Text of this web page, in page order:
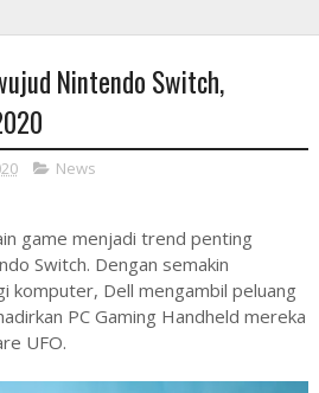
Nintendo Switch,
News
game menjadi trend penting
Switch. Dengan semakin
komputer, Dell mengambil peluang
PC Gaming Handheld mereka
UFO.